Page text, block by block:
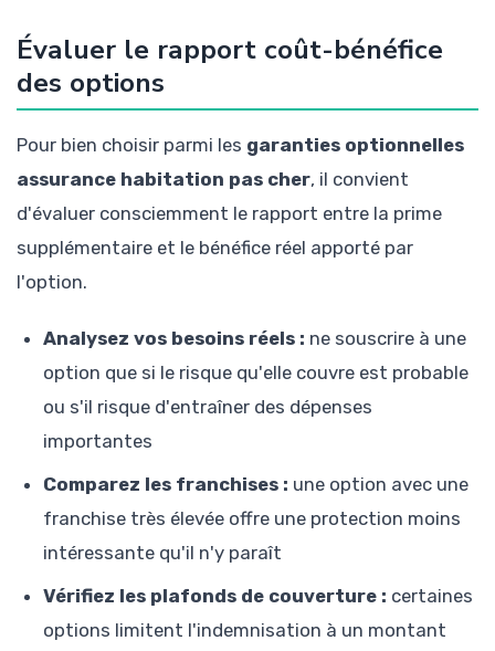
Évaluer le rapport coût-bénéfice
des options
Pour bien choisir parmi les garanties optionnelles
assurance habitation pas cher, il convient
d'évaluer consciemment le rapport entre la prime
supplémentaire et le bénéfice réel apporté par
l'option.
Analysez vos besoins réels : ne souscrire à une
option que si le risque qu'elle couvre est probable
ou s'il risque d'entraîner des dépenses
importantes
Comparez les franchises : une option avec une
franchise très élevée offre une protection moins
intéressante qu'il n'y paraît
Vérifiez les plafonds de couverture : certaines
options limitent l'indemnisation à un montant